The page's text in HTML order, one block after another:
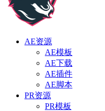
AE资源
AE模板
AE下载
AE插件
AE脚本
PR资源
PR模板